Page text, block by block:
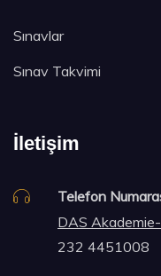
Sınavlar
Sınav Takvimi
İletişim
Telefon
DAS
232 4451008